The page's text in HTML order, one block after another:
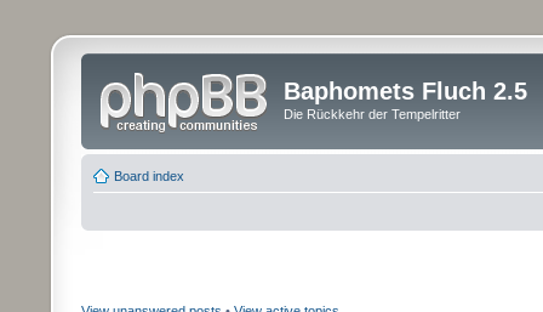
Baphomets Fluch 2.5
Die Rückkehr der Tempelritter
Board index